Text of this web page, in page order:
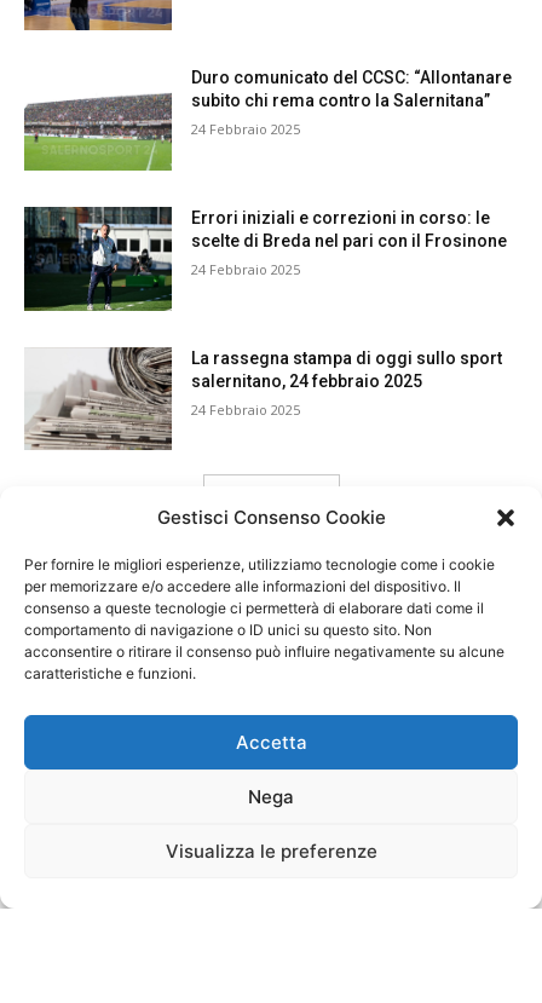
Gestisci Consenso Cookie
Per fornire le migliori esperienze, utilizziamo tecnologie come i cookie
per memorizzare e/o accedere alle informazioni del dispositivo. Il
consenso a queste tecnologie ci permetterà di elaborare dati come il
comportamento di navigazione o ID unici su questo sito. Non
acconsentire o ritirare il consenso può influire negativamente su alcune
caratteristiche e funzioni.
Accetta
Nega
Visualizza le preferenze
Duro comunicato del CCSC: “Allontanare
subito chi rema contro la Salernitana”
24 Febbraio 2025
Errori iniziali e correzioni in corso: le
scelte di Breda nel pari con il Frosinone
24 Febbraio 2025
La rassegna stampa di oggi sullo sport
salernitano, 24 febbraio 2025
24 Febbraio 2025